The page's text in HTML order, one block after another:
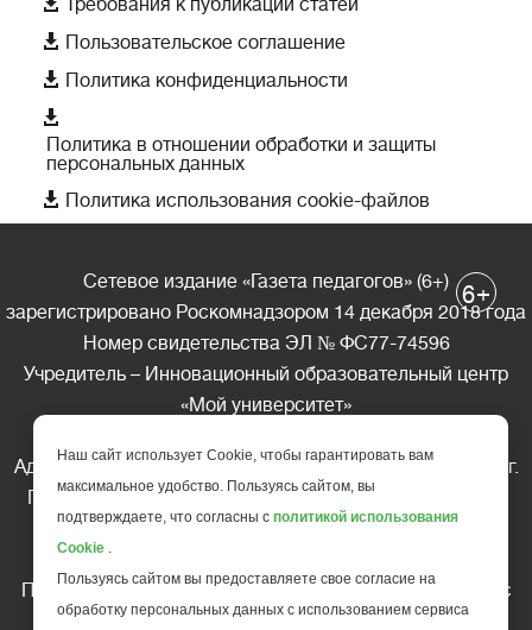
Требования к публикации статей
 Пользовательское соглашение
 Политика конфиденциальности

Политика в отношении обработки и защиты
персональных данных
 Политика использования cookie-файлов
Сетевое издание «Газета педагогов» (6+)
зарегистрировано Роскомнадзором 14 декабря 2018 года
Номер свидетельства ЭЛ № ФС77-74596
Учредитель – Инновационный образовательный центр
«Мой университет»
Адрес редакции: 185035 Россия, Республика Карелия, г.
Петрозаводск, ул. Фридриха Энгельса д.10, офис 211
Телефон редакции: +7 (499) 685-10-45
Перепечатка материалов газеты допускается только c
письменного разрешения редакции
6+
Наш сайт использует Cookie, чтобы гарантировать вам
максимальное удобство. Пользуясь сайтом, вы
подтверждаете, что согласны с политикой использования
Cookie .
Пользуясь сайтом вы предоставляете свое согласие на
обработку персональных данных с использованием сервиса